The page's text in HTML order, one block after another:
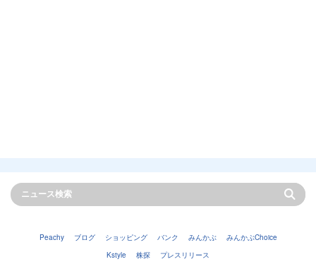
Peachy ブログ ショッピング バンク みんかぶ
みんかぶChoice
Kstyle
株探 プレスリリース